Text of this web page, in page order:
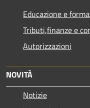
Educazione e
Tributi,finanze e
Autorizzazioni
NOVITÀ
Notizie